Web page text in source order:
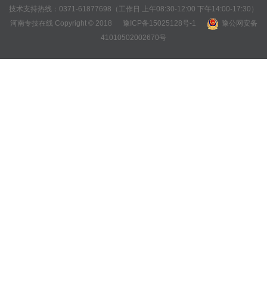
技术支持热线：0371-61877698（工作日 上午08:30-12:00 下午14:00-17:30）
河南专技在线 Copyright © 2018
豫ICP备15025128号-1
豫公网安备
41010502002670号